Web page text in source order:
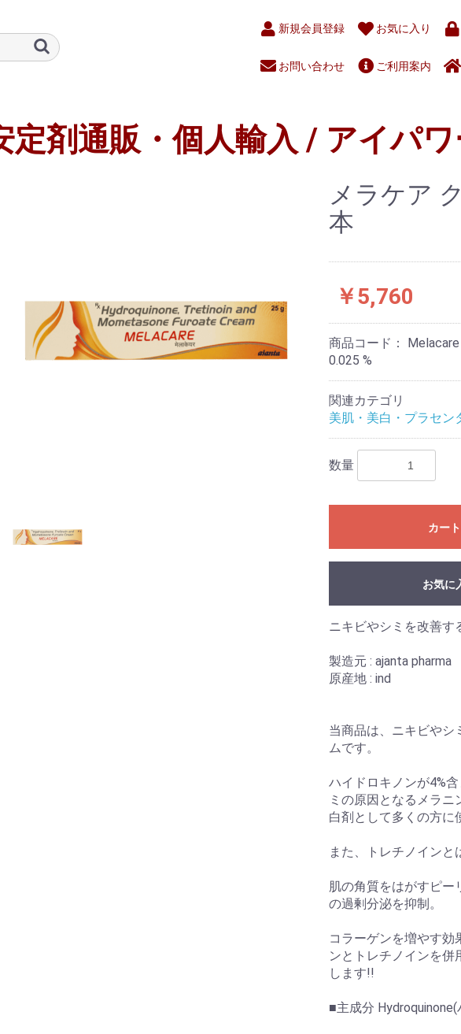
新規会員登録 お気に入り
お問い合わせ ご利用案内
定剤通販・個人輸入 / アイパワ
メラケア
本
￥5,760
商品コード：
0.025 %
関連カテゴリ
美肌・美白・プラセン
数量
カー
お気に
ニキビやシミを改善す
製造元 : ajanta pharma
原産地 : ind
当商品は、ニキビやシ
ムです。
ハイドロキノンが4%
ミの原因となるメラ
白剤として多くの方に
また、トレチノインと
肌の角質をはがすピー
の過剰分泌を抑制。
コラーゲンを増やす効
ンとトレチノインを併
します!!
■主成分